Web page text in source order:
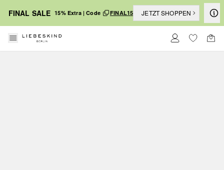
FINAL SALE 15% Extra | Code FINAL15 JETZT SHOPPEN